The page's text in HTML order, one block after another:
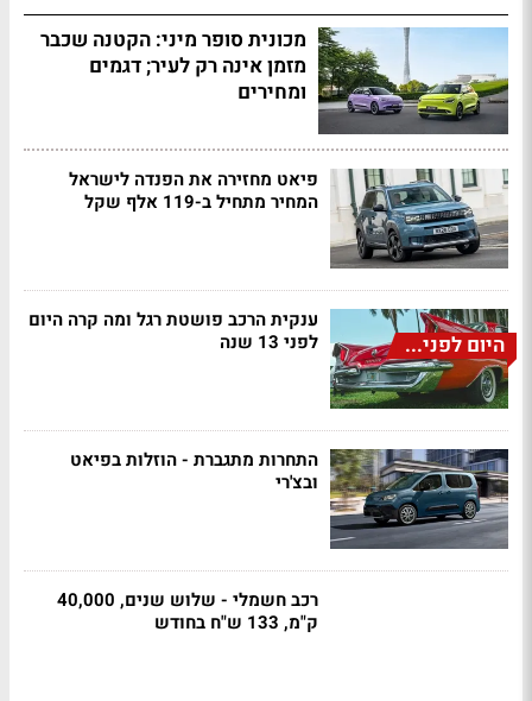
מכונית סופר מיני: הקטנה שכבר
מזמן אינה רק לעיר; דגמים
ומחירים
פיאט מחזירה את הפנדה לישראל
המחיר מתחיל ב-119 אלף שקל
היום לפני...
ענקית הרכב פושטת רגל ומה קרה היום
לפני 13 שנה
התחרות מתגברת - הוזלות בפיאט
ובצ'רי
רכב חשמלי - שלוש שנים, 40,000
ק"מ, 133 ש"ח בחודש